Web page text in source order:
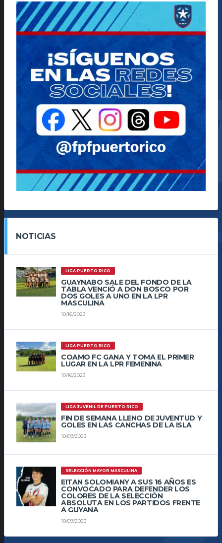
NOTICIAS
LIGA PUERTO RICO
GUAYNABO SALE DEL FONDO DE LA
TABLA VENCIÓ A DON BOSCO POR
DOS GOLES A UNO EN LA LPR
MASCULINA
10/16/2023
LIGA PUERTO RICO
COAMO FC GANA Y TOMA EL PRIMER
LUGAR EN LA LPR FEMENINA
10/16/2023
LIGA JUVENIL DE PUERTO RICO
FIN DE SEMANA LLENO DE JUVENTUD Y
GOLES EN LAS CANCHAS DE LA ISLA
10/09/2023
SELECCIÓN MAYOR MASCULINA
EITAN SOLOMIANY A SUS 16 AÑOS ES
CONVOCADO PARA DEFENDER LOS
COLORES DE LA SELECCIÓN
ABSOLUTA EN LOS PARTIDOS FRENTE
A GUYANA
10/09/2023